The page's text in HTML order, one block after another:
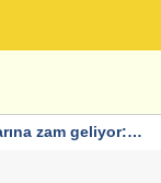
zam geliyor: